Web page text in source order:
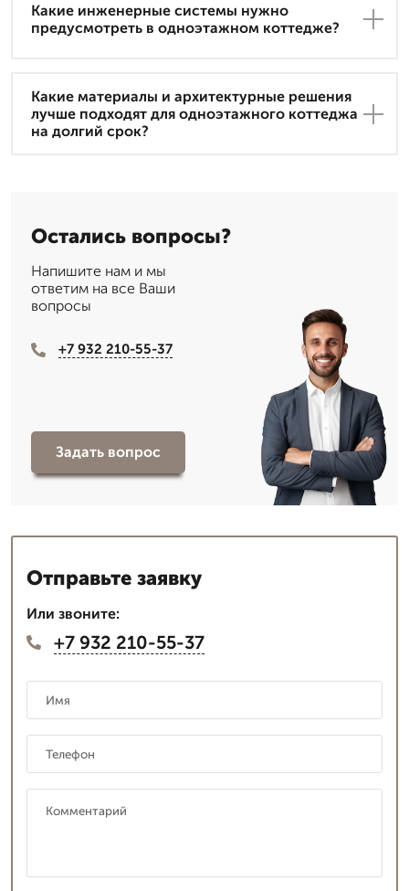
Какие инженерные системы нужно
предусмотреть в одноэтажном коттедже?
Какие материалы и архитектурные решения
лучше подходят для одноэтажного коттеджа
на долгий срок?
Остались вопросы?
Напишите нам и мы
ответим на все Ваши
вопросы
+7 932 210-55-37
Задать вопрос
Отправьте заявку
Или звоните:
+7 932 210-55-37